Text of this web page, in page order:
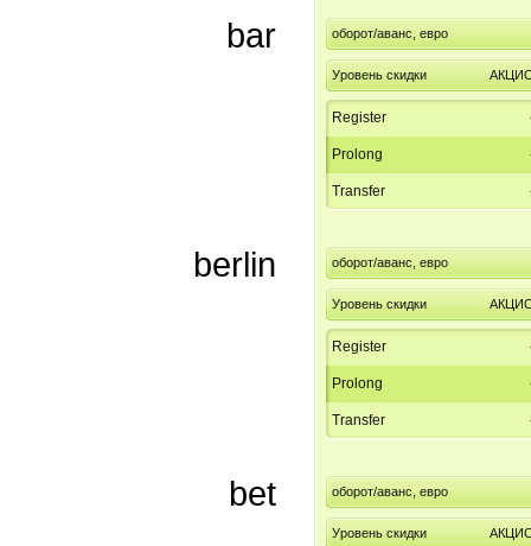
bar оборот/аванс, евро
Уровень скидки
Register
Prolong
Transfer
berlin оборот/аванс, евро
Уровень скидки
Register
Prolong
Transfer
bet оборот/аванс, евро
Уровень скидки